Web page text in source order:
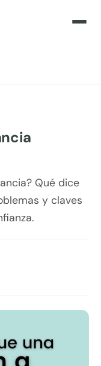
Qué dice
y claves